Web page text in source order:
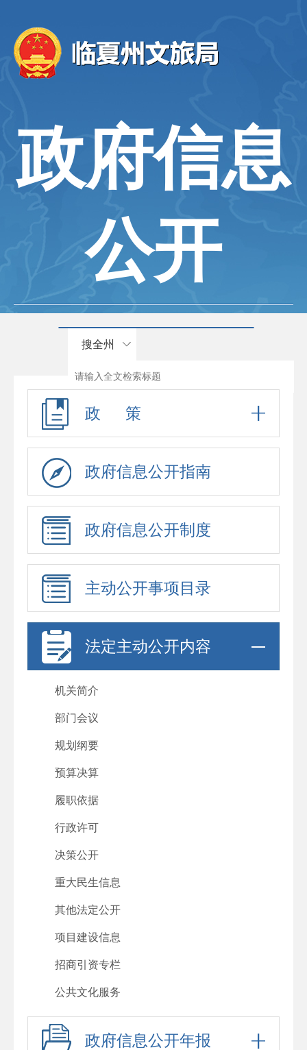
政府信息
公开
搜全州
政 策
政府信息公开指南
政府信息公开制度
主动公开事项目录
法定主动公开内容
机关简介
部门会议
规划纲要
预算决算
履职依据
行政许可
决策公开
重大民生信息
其他法定公开
项目建设信息
招商引资专栏
公共文化服务
政府信息公开年报